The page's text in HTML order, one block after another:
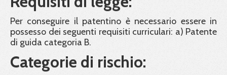
Per conseguire il patentino è necessario essere in
possesso dei seguenti requisiti curriculari: a) Patente
di guida categoria B.
Categorie di rischio: